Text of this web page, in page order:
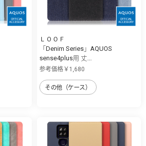
ＬＯＯＦ
「Denim Series」AQUOS
sense4plus用 丈...
参考価格￥1,680
その他（ケース）